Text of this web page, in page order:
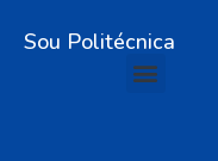
Sou Politécnica